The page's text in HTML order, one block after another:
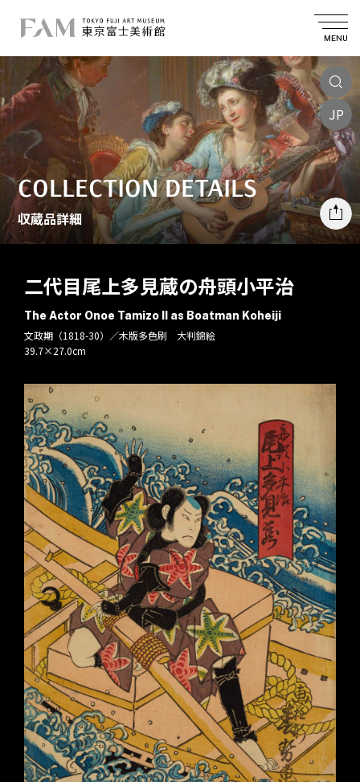
MENU
JP
COLLECTION DETAILS
収蔵品詳細
二代目尾上多見蔵の舟頭小平治
The Actor Onoe Tamizo II as Boatman Koheiji
文政期（1818-30）／木版多色刷 大判錦絵
39.7×27.0cm